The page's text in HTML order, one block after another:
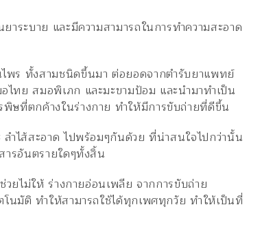
ระบาย และมีความสามารถในการทำความสะอาด
พร ทั้งสามชนิดขึ้นมา ต่อยอดจากตำรับยาแพทย์
ทย สมอพิเภก และมะขามป้อม และนำมาทำเป็น
พิษที่ตกค้างในร่างกาย ทำให้มีการขับถ่ายที่ดีขึ้น
ำไส้สะอาด ไปพร้อมๆกันด้วย ที่น่าสนใจไปกว่านั้น
รอันตรายใดๆทั้งสิ้น
ยไม่ให้ ร่างกายอ่อนเพลีย จากการขับถ่าย
นมัติ ทำให้สามารถใช้ได้ทุกเพศทุกวัย ทำให้เป็นที่